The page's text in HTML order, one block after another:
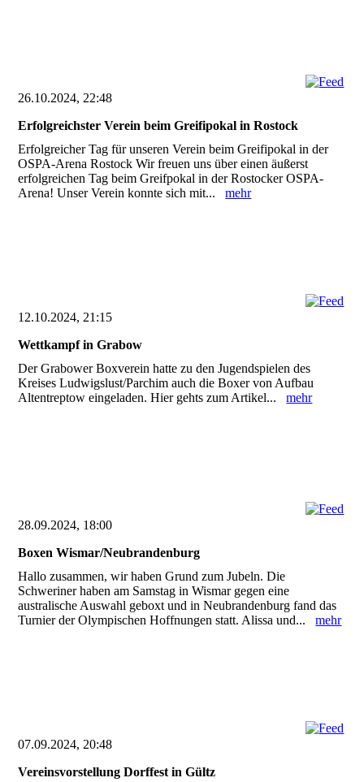
26.10.2024, 22:48
Erfolgreichster Verein beim Greifipokal in Rostock
Erfolgreicher Tag für unseren Verein beim Greifipokal in der
OSPA-Arena Rostock Wir freuen uns über einen äußerst
erfolgreichen Tag beim Greifpokal in der Rostocker OSPA-
Arena! Unser Verein konnte sich mit...mehr
12.10.2024, 21:15
Wettkampf in Grabow
Der Grabower Boxverein hatte zu den Jugendspielen des
Kreises Ludwigslust/Parchim auch die Boxer von Aufbau
Altentreptow eingeladen. Hier gehts zum Artikel...mehr
28.09.2024, 18:00
Boxen Wismar/Neubrandenburg
Hallo zusammen, wir haben Grund zum Jubeln. Die
Schweriner haben am Samstag in Wismar gegen eine
australische Auswahl geboxt und in Neubrandenburg fand das
Turnier der Olympischen Hoffnungen statt. Alissa und...mehr
07.09.2024, 20:48
Vereinsvorstellung Dorffest in Gültz